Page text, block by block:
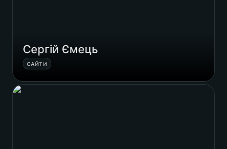
Сергій Ємець
САЙТИ
Вадим Крук